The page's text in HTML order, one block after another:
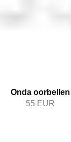
Onda oorbellen
55 EUR